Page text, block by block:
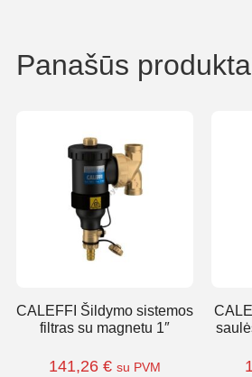
Panašūs
CALEFFI Šildymo sistemos
filtras su magnetu 1″
141,26 € su PVM